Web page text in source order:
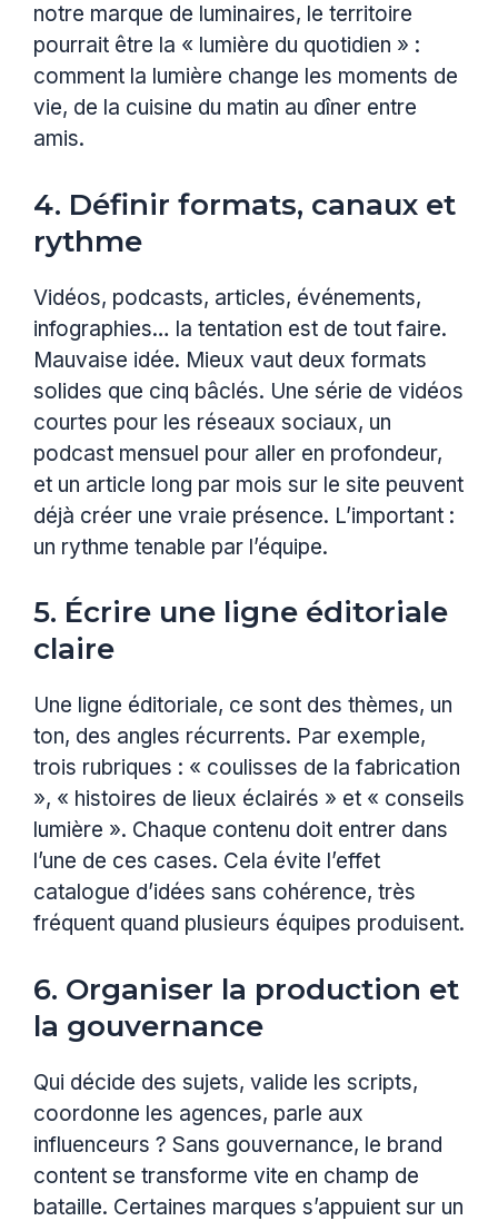
notre marque de luminaires, le territoire
pourrait être la « lumière du quotidien » :
comment la lumière change les moments de
vie, de la cuisine du matin au dîner entre
amis.
4. Définir formats, canaux et
rythme
Vidéos, podcasts, articles, événements,
infographies… la tentation est de tout faire.
Mauvaise idée. Mieux vaut deux formats
solides que cinq bâclés. Une série de vidéos
courtes pour les réseaux sociaux, un
podcast mensuel pour aller en profondeur,
et un article long par mois sur le site peuvent
déjà créer une vraie présence. L’important :
un rythme tenable par l’équipe.
5. Écrire une ligne éditoriale
claire
Une ligne éditoriale, ce sont des thèmes, un
ton, des angles récurrents. Par exemple,
trois rubriques : « coulisses de la fabrication
», « histoires de lieux éclairés » et « conseils
lumière ». Chaque contenu doit entrer dans
l’une de ces cases. Cela évite l’effet
catalogue d’idées sans cohérence, très
fréquent quand plusieurs équipes produisent.
6. Organiser la production et
la gouvernance
Qui décide des sujets, valide les scripts,
coordonne les agences, parle aux
influenceurs ? Sans gouvernance, le brand
content se transforme vite en champ de
bataille. Certaines marques s’appuient sur un